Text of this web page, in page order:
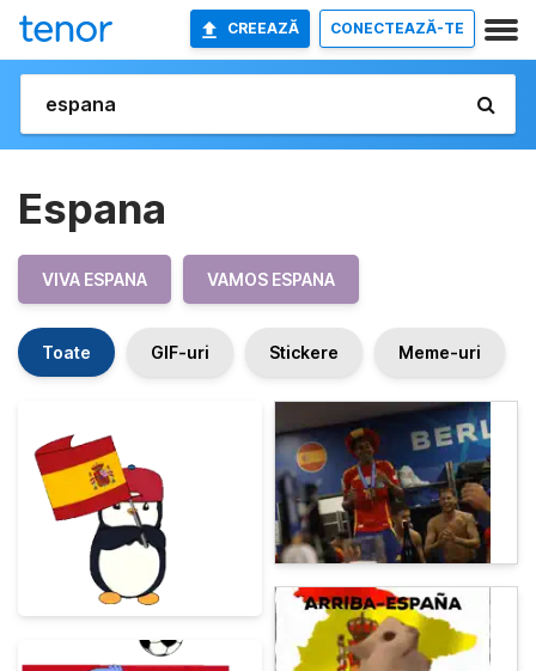
CREEAZĂ CONECTEAZĂ-TE
Espana
VIVA ESPANA VAMOS ESPANA
Toate GIF-uri Stickere Meme-uri